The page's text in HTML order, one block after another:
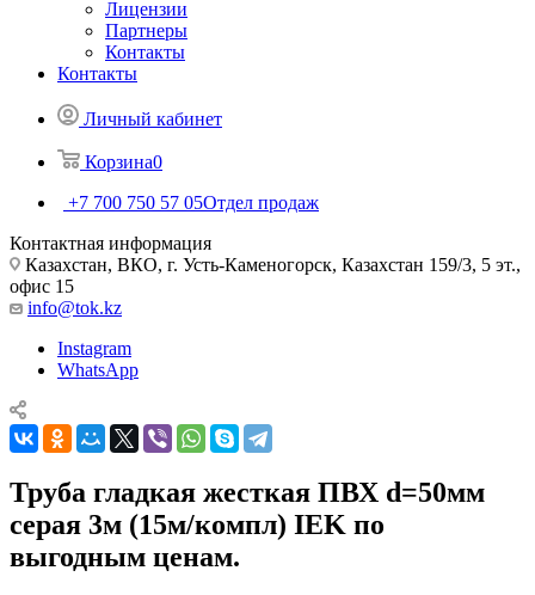
Лицензии
Партнеры
Контакты
Контакты
Личный кабинет
Корзина0
+7 700 750 57 05Отдел продаж
Контактная информация
Казахстан, ВКО, г. Усть-Каменогорск, Казахстан 159/3, 5 эт.,
офис 15
info@tok.kz
Instagram
WhatsApp
Труба гладкая жесткая ПВХ d=50мм
серая 3м (15м/компл) IEK по
выгодным ценам.